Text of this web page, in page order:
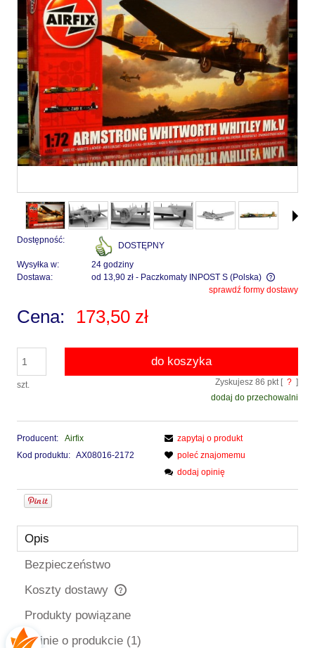
Dostępność:
DOSTĘPNY
Wysyłka w:
24 godziny
Dostawa:
od 13,90 zł - Paczkomaty INPOST S (Polska)
Cena nie zawiera ewentualnych kosztów płatnościsprawdź formy dostawy
Cena: 173,50 zł
szt.
do koszyka
Zyskujesz 86 pkt [ ? ]
dodaj do przechowalni
Producent:
Airfix
Kod produktu: AX08016-2172
zapytaj o produkt
poleć znajomemu
dodaj opinię
Opis
Bezpieczeństwo
Koszty dostawy
Cena nie zawiera ewentualnych kosztów płatności
Produkty powiązane
Opinie o produkcie (1)